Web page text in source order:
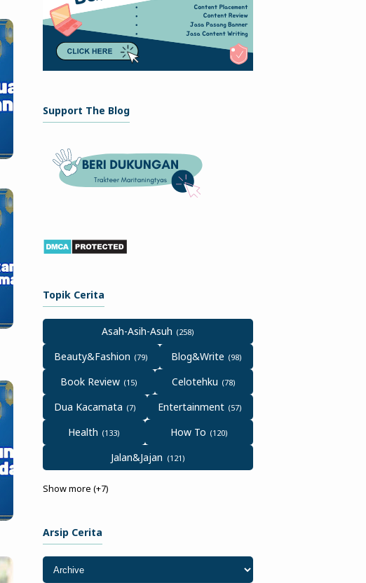
Support The Blog
Topik Cerita
Asah-Asih-Asuh
Beauty&Fashion
Blog&Write
Book Review
Celotehku
Dua Kacamata
Entertainment
Health
How To
Jalan&Jajan
Show more (+7)
Arsip Cerita